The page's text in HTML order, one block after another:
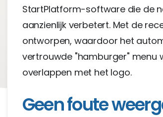
StartPlatform-software die de
aanzienlijk verbetert. Met de
ontworpen, waardoor het
vertrouwde "hamburger" menu
overlappen met het logo.
Geen foute